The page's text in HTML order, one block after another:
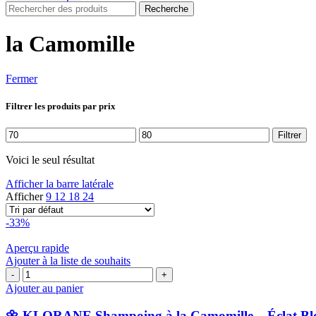
Recherche
la Camomille
Fermer
Filtrer les produits par prix
Prix
min
Prix
max
Filtrer
Voici le seul résultat
Afficher la barre latérale
Afficher9 12 18 24
-33%
Aperçu rapide
Ajouter à la liste de souhaits
quantité
de
KLORANE
Ajouter au panier